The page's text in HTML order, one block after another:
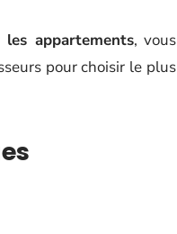
appartements, vous
pour choisir le plus